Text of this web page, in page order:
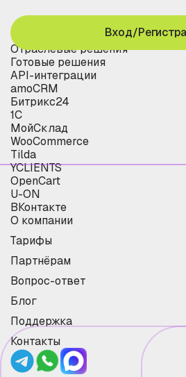
Отраслевые решения
Готовые решения
API-интеграции
amoCRM
Битрикс24
1С
МойСклад
WooCommerce
Tilda
YCLIENTS
OpenCart
U-ON
ВКонтакте
О компании
Тарифы
Партнёрам
Вопрос-ответ
Блог
Поддержка
Контакты
Вход/